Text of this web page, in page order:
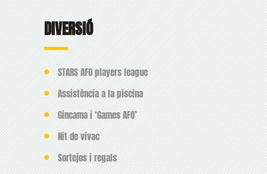
DIVERSIÓ
STARS AFO players league
Assistència a la piscina
Gincama i ‘Games AFO’
Nit de vivac
Sortejos i regals